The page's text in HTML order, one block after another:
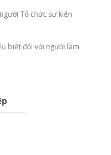
Tổ chức sự kiện
biết đối với người làm